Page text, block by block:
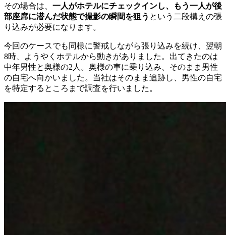
その場合は 一人がホテルにチェックインし、
もう一人が後
部座席に潜んだ状態で撮影の瞬間を狙う という二段構えの張
り込みが必要になります。
今回のケースでも同様に警戒しながら張り込みを続け
翌朝
8時
ようやくホテルから動きがありました 。 出てきたのは
中年男性と奥様の2人 。 奥様の車に乗り込み
そのまま男性
の自宅へ向かいました 。 当社はそのまま追跡し
男性の自宅
を特定するところまで調査を行いました 。